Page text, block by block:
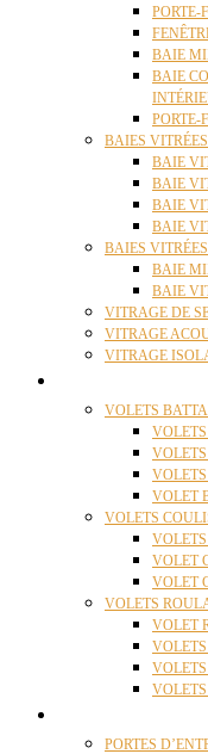
PORTE-
BAIE
BAIE
PORTE-
BAIES
BAIE
BAIE
BAIE
BAIE
BAIES
BAIE
BAIE
VITRAGE DE
VITRAGE
VITRAGE
VOLETS
VOLET
VOLETS
VOLET
VOLET
VOLETS
VOLET
PORTES